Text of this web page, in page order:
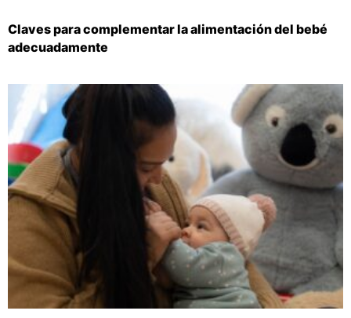
Claves para complementar la alimentación del bebé
adecuadamente